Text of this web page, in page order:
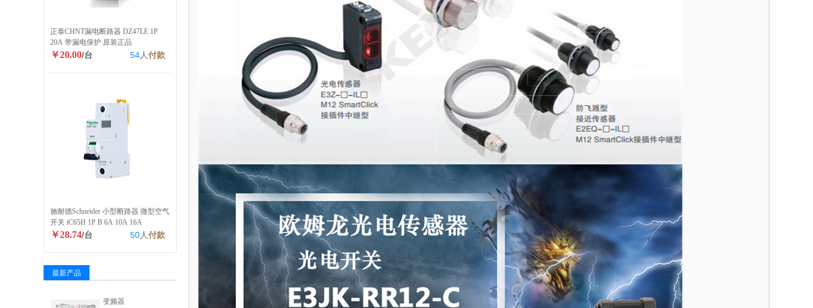
正泰CHNT漏电断路器 DZ47LE 1P
20A 带漏电保护 原装正品
￥20.00/台 54人付款
施耐德Schneider 小型断路器 微型空气
开关 iC65H 1P B 6A 10A 16A
￥28.74/台 50人付款
最新产品
变频器